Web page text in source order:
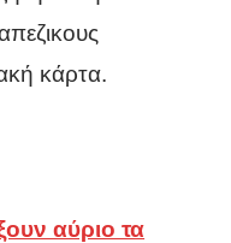
κάρτα.
αύριο τα